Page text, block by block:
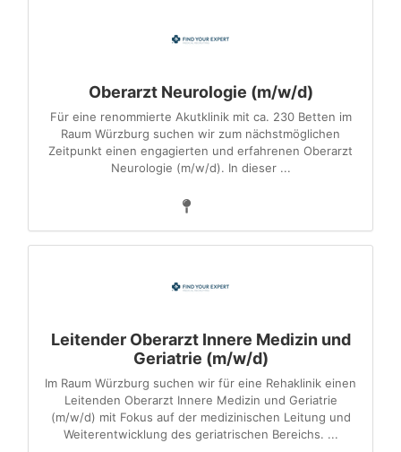
Oberarzt Neurologie (m/w/d)
Für eine renommierte Akutklinik mit ca. 230 Betten im
Raum Würzburg suchen wir zum nächstmöglichen
Zeitpunkt einen engagierten und erfahrenen Oberarzt
Neurologie (m/w/d). In dieser ...
Leitender Oberarzt Innere Medizin und
Geriatrie (m/w/d)
Im Raum Würzburg suchen wir für eine Rehaklinik einen
Leitenden Oberarzt Innere Medizin und Geriatrie
(m/w/d) mit Fokus auf der medizinischen Leitung und
Weiterentwicklung des geriatrischen Bereichs. ...